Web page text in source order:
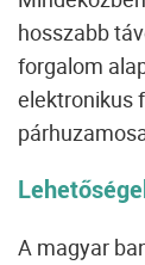
hosszabb
forgalom
elektronikus
A magyar